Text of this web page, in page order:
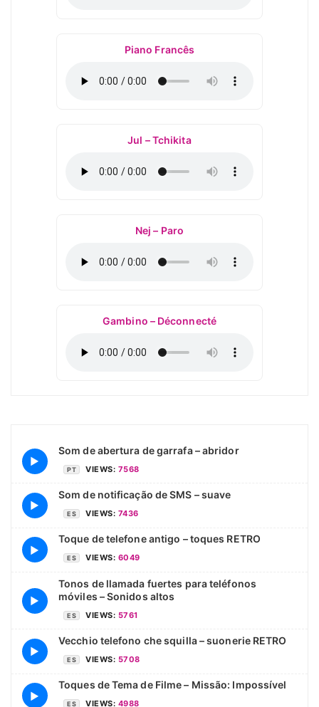
Piano Francês
Jul – Tchikita
Nej – Paro
Gambino – Déconnecté
▶
Som de abertura de garrafa – abridor
PT VIEWS: 7568
▶
Som de notificação de SMS – suave
ES VIEWS: 7436
▶
Toque de telefone antigo – toques RETRO
ES VIEWS: 6049
▶
Tonos de llamada fuertes para teléfonos
móviles – Sonidos altos
ES VIEWS: 5761
▶
Vecchio telefono che squilla – suonerie RETRO
ES VIEWS: 5708
▶
Toques de Tema de Filme – Missão: Impossível
ES VIEWS: 4988